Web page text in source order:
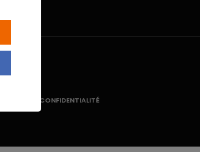
DE CONFIDENTIALITÉ